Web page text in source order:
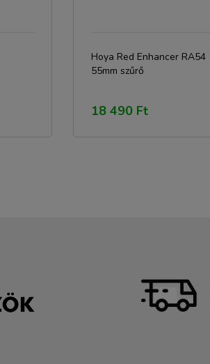
Hoya Red Enhancer RA54
55mm szűrő
18 490 Ft